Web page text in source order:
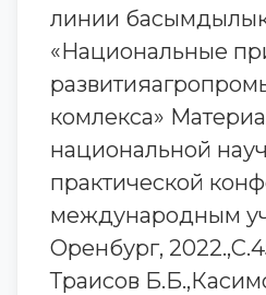
линии басымдылық
«Национальные
комлекса»
национальной
практической
международным
Оренбург,
Траисов